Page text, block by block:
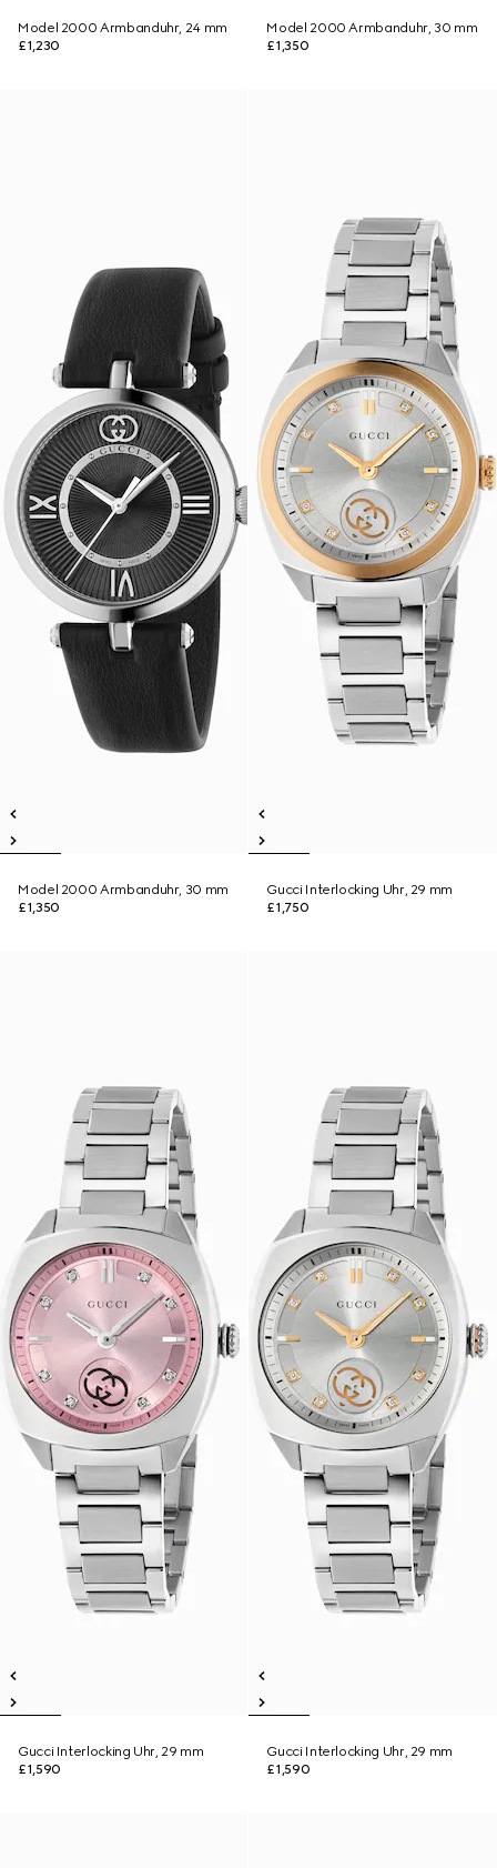
Model 2000 Armbanduhr, 24 mm
£1,230
Model 2000 Armbanduhr, 30 mm
£1,350
Model 2000 Armbanduhr, 30 mm
£1,350
Gucci Interlocking Uhr, 29 mm
£1,750
Gucci Interlocking Uhr, 29 mm
£1,590
Gucci Interlocking Uhr, 29 mm
£1,590